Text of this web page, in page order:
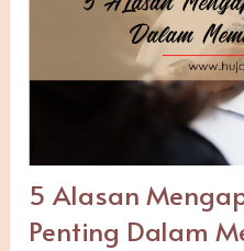
5 Alasan
Penting Dalam